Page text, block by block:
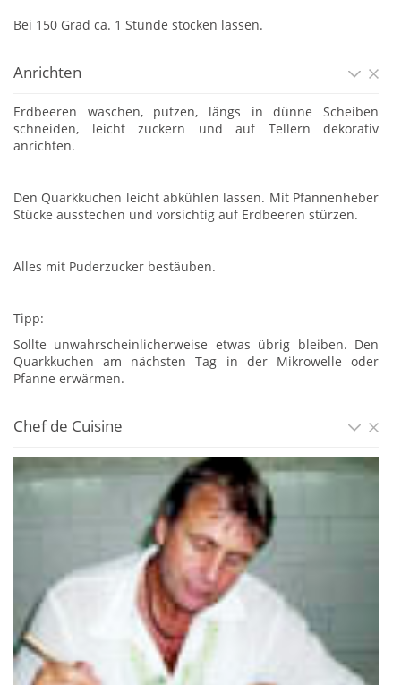
Bei 150 Grad ca. 1 Stunde stocken lassen.
Anrichten
Erdbeeren waschen, putzen, längs in dünne Scheiben
schneiden, leicht zuckern und auf Tellern dekorativ
anrichten.
Den Quarkkuchen leicht abkühlen lassen. Mit Pfannenheber
Stücke ausstechen und vorsichtig auf Erdbeeren stürzen.
Alles mit Puderzucker bestäuben.
Tipp:
Sollte unwahrscheinlicherweise etwas übrig bleiben. Den
Quarkkuchen am nächsten Tag in der Mikrowelle oder
Pfanne erwärmen.
Chef de Cuisine